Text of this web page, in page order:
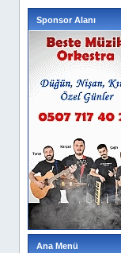
Sponsor Alanı
Ana Menü